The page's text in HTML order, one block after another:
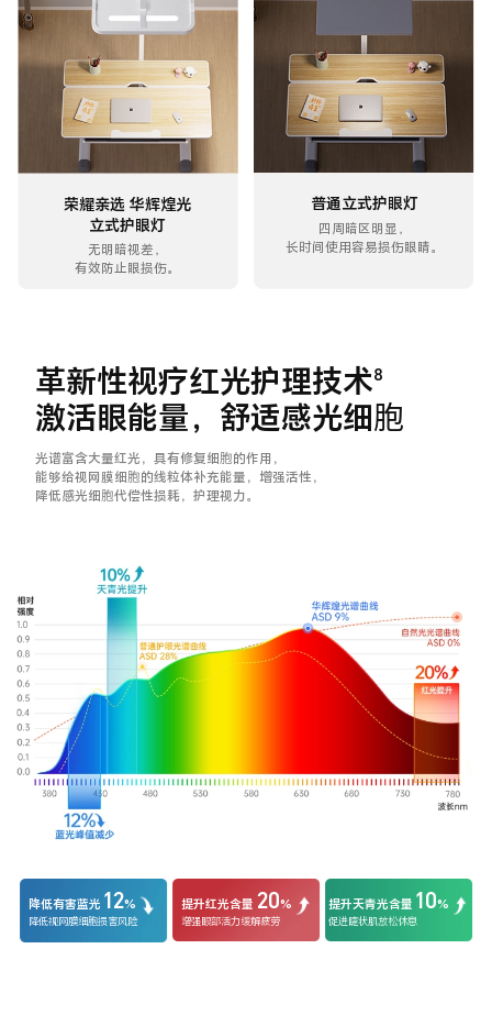
荣耀亲选 华辉煌光
立式护眼灯
无明暗视差，
有效防止眼损伤。
普通立式护眼灯
四周暗区明显，
长时间使用容易损伤眼睛。
革新性视疗红光护理技术8
激活眼能量，舒适感光细胞
光谱富含大量红光，具有修复细胞的作用，
能够给视网膜细胞的线粒体补充能量，增强活性，
降低感光细胞代偿性损耗，护理视力。
降低有害蓝光 12%
降低视网膜细胞损害风险
提升红光含量 20%
增强眼部活力缓解疲劳
提升天青光含量 10%
促进睫状肌放松休息